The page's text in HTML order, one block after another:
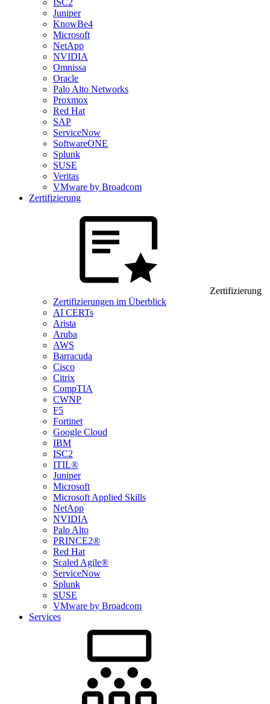
ISC2
Juniper
KnowBe4
Microsoft
NetApp
NVIDIA
Omnissa
Oracle
Palo Alto Networks
Proxmox
Red Hat
SAP
ServiceNow
SoftwareONE
Splunk
SUSE
Veritas
VMware by Broadcom
Zertifizierung
Zertifizierung
Zertifizierungen im Überblick
AI CERTs
Arista
Aruba
AWS
Barracuda
Cisco
Citrix
CompTIA
CWNP
F5
Fortinet
Google Cloud
IBM
ISC2
ITIL®
Juniper
Microsoft
Microsoft Applied Skills
NetApp
NVIDIA
Palo Alto
PRINCE2®
Red Hat
Scaled Agile®
ServiceNow
Splunk
SUSE
VMware by Broadcom
Services